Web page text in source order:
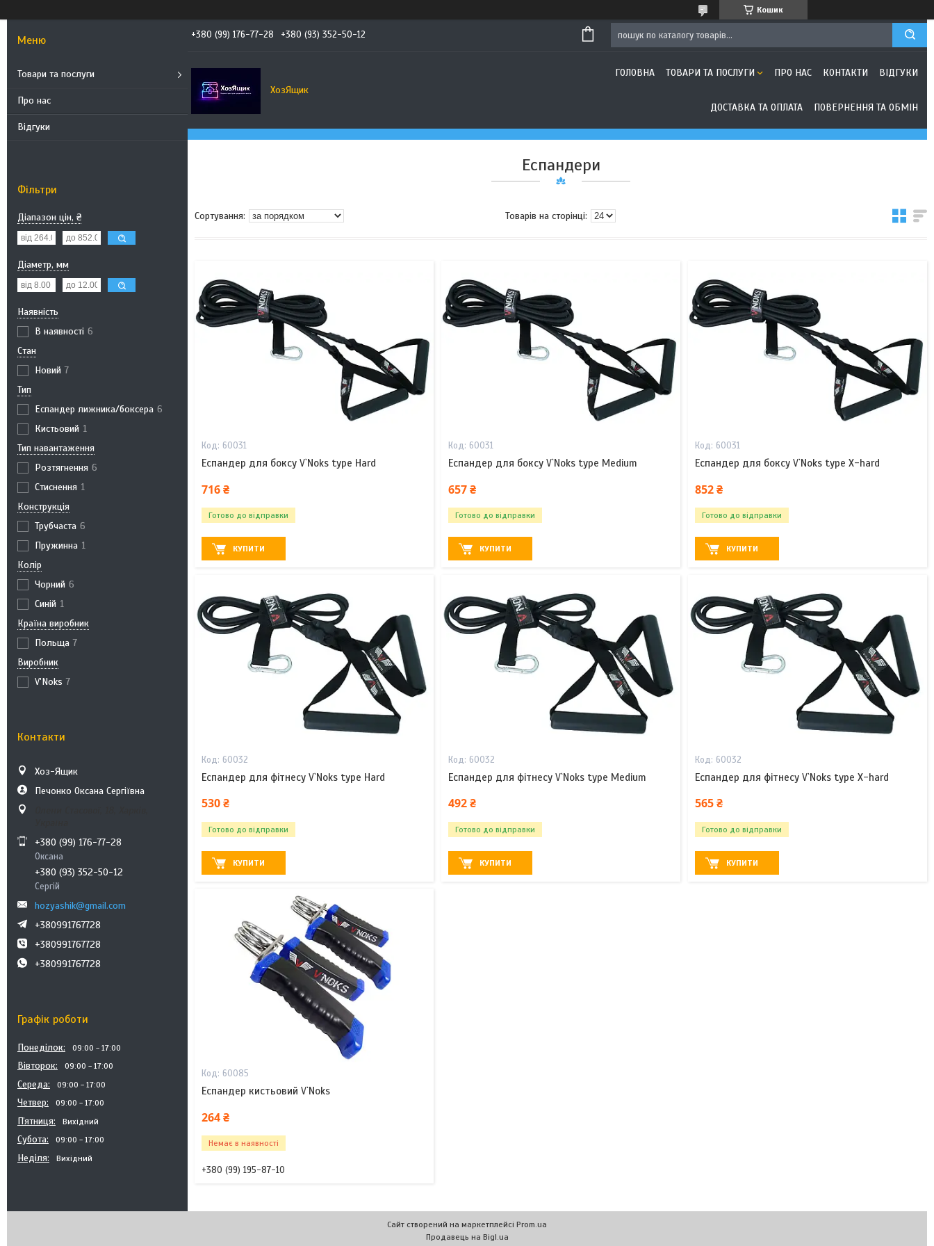
Кошик
Товари та послуги
Про нас
Відгуки
Фільтри
Діапазон цін, ₴
Діаметр, мм
Наявність
В наявності 6
Стан
Новий 7
Тип
Еспандер лижника/боксера 6
Кистьовий 1
Тип навантаження
Розтягнення 6
Стиснення 1
Конструкція
Трубчаста 6
Пружинна 1
Колір
Чорний 6
Синій 1
Країна виробник
Польща 7
Виробник
V'Noks 7
Контакти
Хоз-Ящик
Печонко Оксана Сергіївна
+380 (99) 176-77-28
Оксана
+380 (93) 352-50-12
Сергій
hozyashik@gmail.com
+380991767728
+380991767728
+380991767728
Графік роботи
Понеділок 09:00 17:00
Вівторок 09:00 17:00
Середа 09:00 17:00
Четвер 09:00 17:00
Пʼятниця Вихідний
Субота 09:00 17:00
Неділя Вихідний
+380 (99) 176-77-28 +380 (93) 352-50-12
ХозЯщик
ГОЛОВНА ТОВАРИ ТА ПОСЛУГИ ПРО НАС КОНТАКТИ ВІДГУКИ
ДОСТАВКА ТА ОПЛАТА ПОВЕРНЕННЯ ТА ОБМІН
Еспандери
60031
Еспандер для боксу V`Noks type Hard
716 ₴
Готово до відправки
КУПИТИ
60031
Еспандер для боксу V`Noks type Medium
657 ₴
Готово до відправки
КУПИТИ
60031
Еспандер для боксу V`Noks type X-hard
852 ₴
Готово до відправки
КУПИТИ
60032
Еспандер для фітнесу V`Noks type Hard
530 ₴
Готово до відправки
КУПИТИ
60032
Еспандер для фітнесу V`Noks type Medium
492 ₴
Готово до відправки
КУПИТИ
60032
Еспандер для фітнесу V`Noks type X-hard
565 ₴
Готово до відправки
КУПИТИ
60085
Еспандер кистьовий V`Noks
264 ₴
Немає в наявності
+380 (99) 195-87-10
Сайт створений на маркетплейсі Prom.ua
Продавець на Bigl.ua